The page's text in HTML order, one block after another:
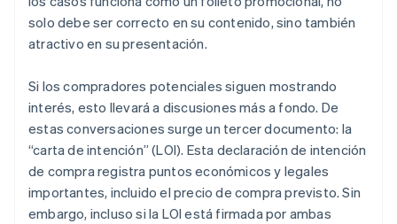
solo debe ser correcto en su contenido, sino también
atractivo en su presentación.
Si los compradores potenciales siguen mostrando
interés, esto llevará a discusiones más a fondo. De
estas conversaciones surge un tercer documento: la
“carta de intención” (LOI). Esta declaración de intención
de compra registra puntos económicos y legales
importantes, incluido el precio de compra previsto. Sin
embargo, incluso si la LOI está firmada por ambas